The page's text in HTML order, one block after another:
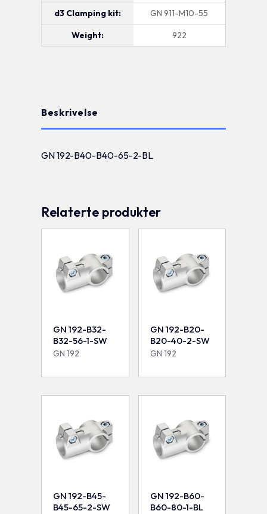
d3 Clamping kit: GN 911-M10-55
Weight: 922
Beskrivelse
GN 192-B40-B40-65-2-BL
Relaterte produkter
GN 192-B32-
B32-56-1-SW
GN 192
GN 192-B20-
B20-40-2-SW
GN 192
GN 192-B45-
B45-65-2-SW
GN 192-B60-
B60-80-1-BL